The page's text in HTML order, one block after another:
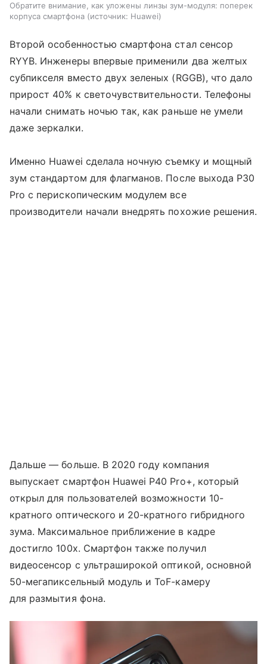
Обратите внимание, как уложены линзы зум-модуля: поперек
корпуса смартфона
источник: Huawei
Второй особенностью смартфона стал сенсор
RYYB. Инженеры впервые применили два желтых
субпикселя вместо двух зеленых (RGGB), что дало
прирост 40% к светочувствительности. Телефоны
начали снимать ночью так, как раньше не умели
даже зеркалки.
Именно Huawei сделала ночную съемку и мощный
зум стандартом для флагманов. После выхода P30
Pro с перископическим модулем все
производители начали внедрять похожие решения.
Дальше — больше. В 2020 году компания
выпускает смартфон Huawei P40 Pro+, который
открыл для пользователей возможности 10-
кратного оптического и 20-кратного гибридного
зума. Максимальное приближение в кадре
достигло 100х. Смартфон также получил
видеосенсор с ультраширокой оптикой, основной
50-мегапиксельный модуль и ToF-камеру
для размытия фона.